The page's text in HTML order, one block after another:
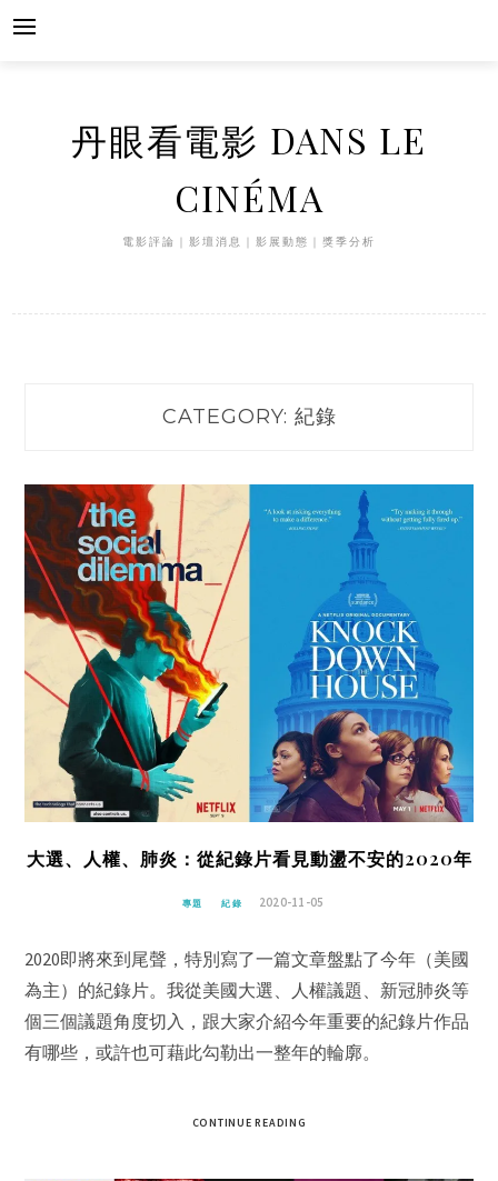
Skip
丹眼看電影 DANS LE
CINÉMA
電影評論｜影壇消息｜影展動態｜獎季分析
CATEGORY: 紀錄
大選、人權、肺炎：從紀錄片看見動盪不安的2020年
專題 紀錄 2020-11-05
2020即將來到尾聲，特別寫了一篇文章盤點了今年（美國
為主）的紀錄片。我從美國大選、人權議題、新冠肺炎等
個三個議題角度切入，跟大家介紹今年重要的紀錄片作品
有哪些，或許也可藉此勾勒出一整年的輪廓。
CONTINUE READING